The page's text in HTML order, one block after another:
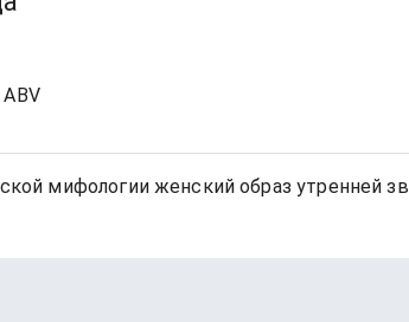
мифологии женский образ утренней